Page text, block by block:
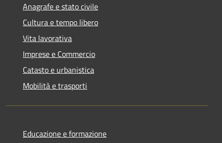
Anagrafe e stato civile
Cultura e tempo libero
Vita lavorativa
Imprese e Commercio
Catasto e urbanistica
Mobilità e trasporti
Educazione e formazione